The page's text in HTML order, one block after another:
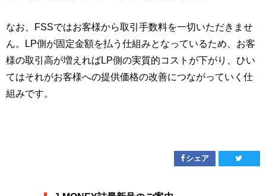
なお、FSSではお客様から取引手数料を一切いただきませ
ん。LP側が固定金額を払う仕組みとなっているため、お客
様の取引高が増えればLP側の実質的コストが下がり、ひい
てはそれがお客様への提供価格の改善につながっていく仕
組みです。
シェア